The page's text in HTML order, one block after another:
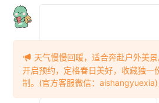
天气慢慢回暖，适合奔赴户外美
开启预约，定格春日美好，收藏独一
制。(官方客服微信：aishangyuexia)